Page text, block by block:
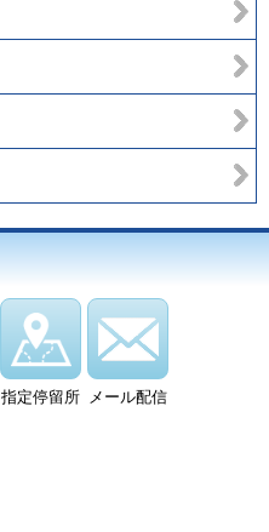
指定停留所 メール配信